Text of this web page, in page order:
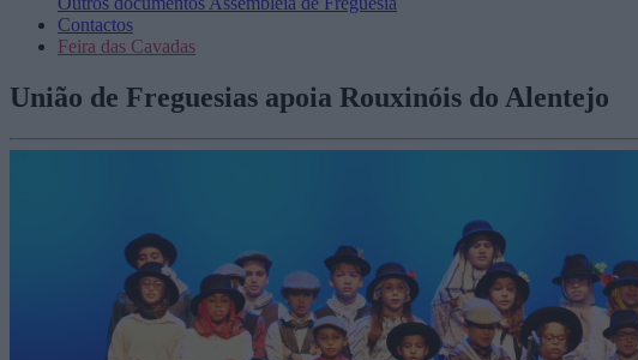
Contactos
Feira das Cavadas
União de Freguesias apoia Rouxinóis do Alentejo